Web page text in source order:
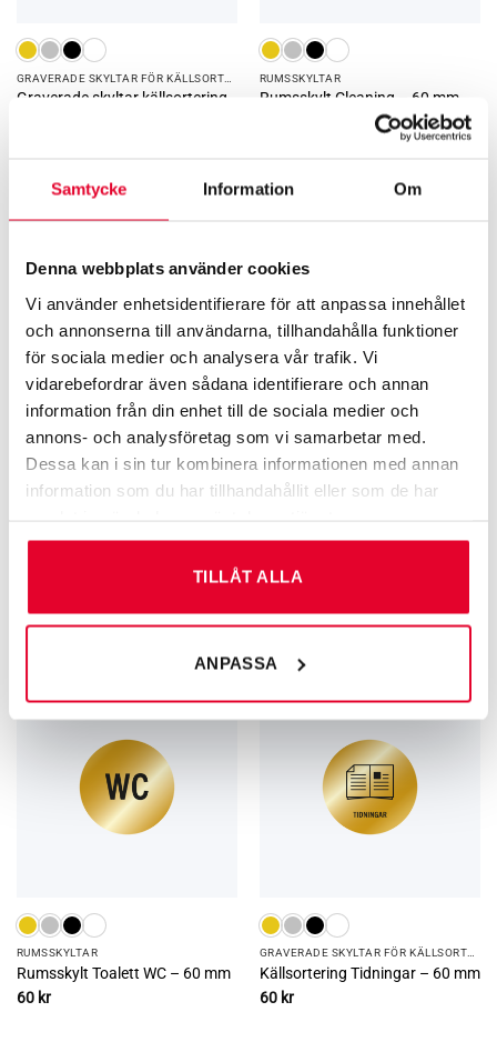
Samtycke Information Om
Denna webbplats använder cookies
Vi använder enhetsidentifierare för att anpassa innehållet
och annonserna till användarna, tillhandahålla funktioner
för sociala medier och analysera vår trafik. Vi
vidarebefordrar även sådana identifierare och annan
information från din enhet till de sociala medier och
annons- och analysföretag som vi samarbetar med.
Dessa kan i sin tur kombinera informationen med annan
information som du har tillhandahållit eller som de har
TILLÅT ALLA
ANPASSA
Graverade skyltar källsortering
RUMS­SKYLTAR
Rumsskylt Cleaning – 60 mm
Relaterade produkter
Källsortering Wellpapp – 60 mm
60kr
Kamerabevakningsskylt med
Från67kr
RUMS­SKYLTAR
Rumsskylt Toalett WC – 60 mm
60 kr
Källsortering Tidningar – 60 mm
60 kr